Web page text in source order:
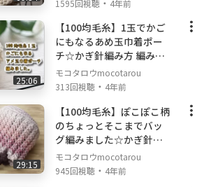
1595回視聴
4年前
25:06
【100均毛糸】1玉でかご
にもなるあめ玉巾着ポー
チ☆かぎ針編み方 編み物
☆
モコタロウmocotarou
313回視聴 ・ 4年前
29:15
【100均毛糸】ぽこぽこ柄
のちょっとそこまでバッ
グ編みました☆かぎ針編
み方 編み物☆
モコタロウmocotarou
945回視聴 ・ 4年前